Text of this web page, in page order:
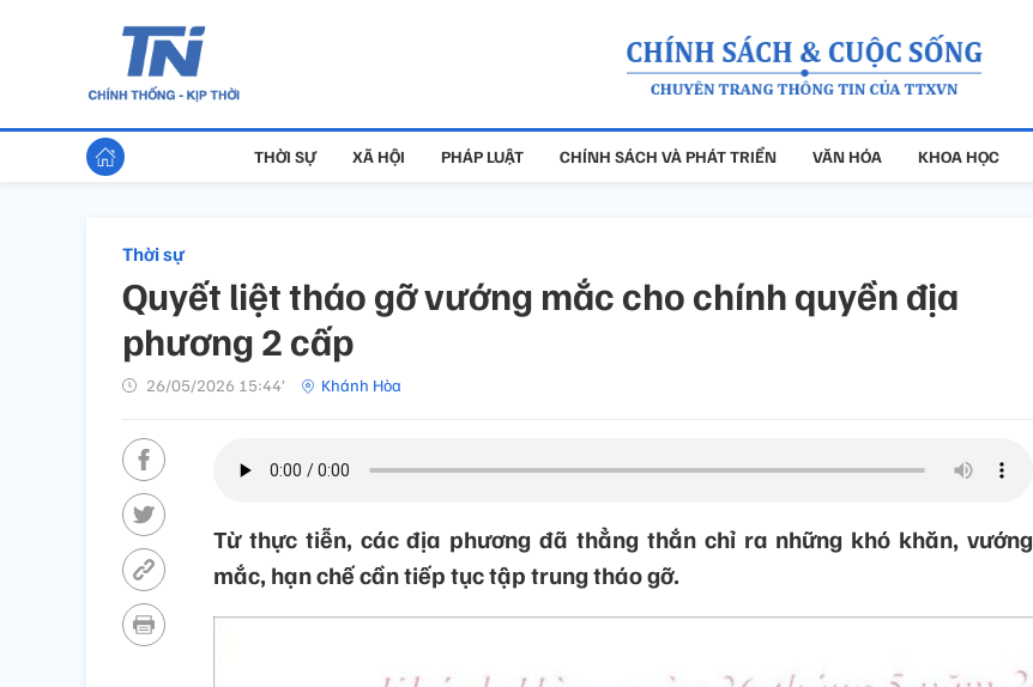
THỜI SỰ XÃ HỘI PHÁP LUẬT CHÍNH SÁCH VÀ PHÁT TRIỂN VĂN HÓA KHOA HỌC
Thời sự
Quyết liệt tháo gỡ vướng mắc cho chính quyền địa
phương 2 cấp
26/05/2026 15:44’ Khánh Hòa
Từ thực tiễn, các địa phương đã thẳng thắn chỉ ra những khó khăn, vướng
mắc, hạn chế cần tiếp tục tập trung tháo gỡ.